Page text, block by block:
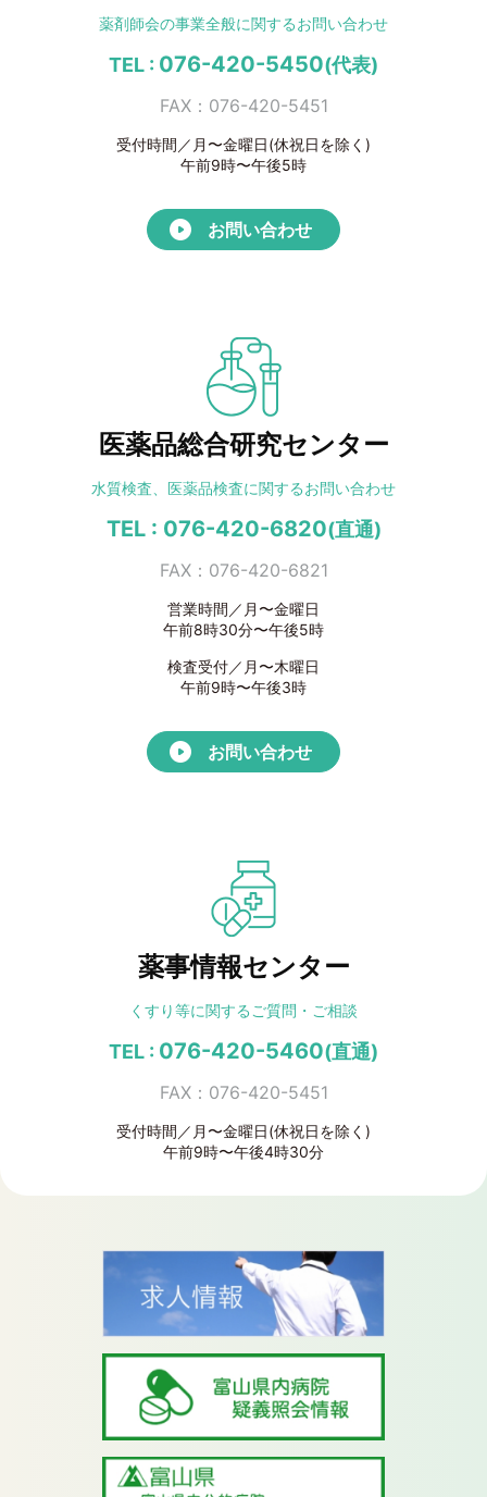
薬剤師会の事業全般に関するお問い合わせ
TEL : 076-420-5450(代表)
FAX：076-420-5451
受付時間／月〜金曜日(休祝日を除く)
午前9時〜午後5時
お問い合わせ
医薬品総合研究センター
水質検査、医薬品検査に関するお問い合わせ
TEL : 076-420-6820(直通)
FAX：076-420-6821
営業時間／月〜金曜日
午前8時30分〜午後5時
検査受付／月〜木曜日
午前9時〜午後3時
お問い合わせ
薬事情報センター
くすり等に関する ご質問・ご相談
TEL : 076-420-5460(直通)
FAX：076-420-5451
受付時間／月〜金曜日(休祝日を除く)
午前9時〜午後4時30分